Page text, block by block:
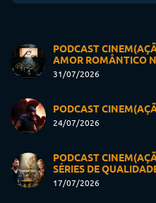
PODCAST
AMOR ROMÂNTICO
31/07/2026
PODCAST
24/07/2026
PODCAST
SÉRIES DE
17/07/2026